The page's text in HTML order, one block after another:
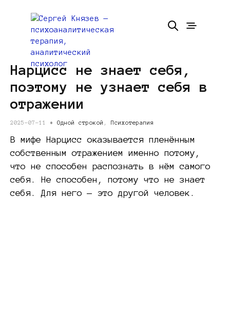
Нарцисс не знает себя,
поэтому не узнает себя в
отражении
2025-07-11 • Одной строкой , Психотерапия
В мифе Нарцисс оказывается пленённым
собственным отражением именно потому,
что не способен распознать в нём самого
себя. Не способен, потому что не знает
себя. Для него — это другой человек.